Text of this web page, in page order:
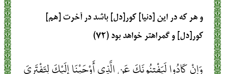
و هر كه در اين [دنيا] كور[دل] باشد در آخرت [هم]
كور[دل] و گمراهتر خواهد بود (۷۲)
وَإِنْ كَادُوا لَيَفْتِنُونَكَ عَنِ الَّذِي أَوْحَيْنَا إِلَيْكَ لِتَفْتَرِيَ